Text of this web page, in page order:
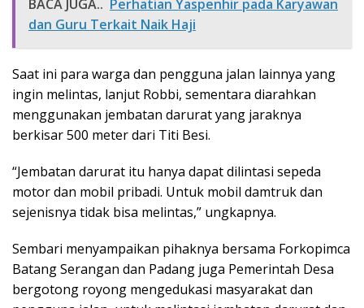
BACA JUGA.. Perhatian Yaspenhir pada Karyawan
dan Guru Terkait Naik Haji
Saat ini para warga dan pengguna jalan lainnya yang
ingin melintas, lanjut Robbi, sementara diarahkan
menggunakan jembatan darurat yang jaraknya
berkisar 500 meter dari Titi Besi.
“Jembatan darurat itu hanya dapat dilintasi sepeda
motor dan mobil pribadi. Untuk mobil damtruk dan
sejenisnya tidak bisa melintas,” ungkapnya.
Sembari menyampaikan pihaknya bersama Forkopimca
Batang Serangan dan Padang juga Pemerintah Desa
bergotong royong mengedukasi masyarakat dan